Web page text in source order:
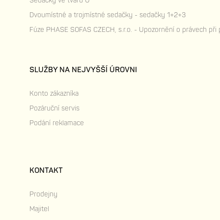
Dvoumístné a trojmístné sedačky - sedačky 1+2+3
Fúze PHASE SOFAS CZECH, s.r.o. - Upozornění o právech při
SLUŽBY NA NEJVYŠŠÍ ÚROVNI
Konto zákazníka
Pozáruční servis
Podání reklamace
KONTAKT
Prodejny
Majitel